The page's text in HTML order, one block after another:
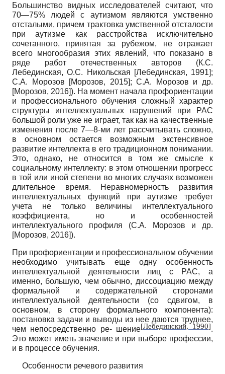
Большинство видных исследователей считают, что
70—75% людей с аутизмом являются умственно
отсталыми, причем трактовка умственной отсталости
при аутизме как расстройства исключительно
сочетанного, принятая за рубежом, не отражает
всего многообразия этих явлений, что показано в
ряде работ отечественных авторов (К.С.
Лебединская, О.С. Никольская [Лебединская, 1991];
С.А. Морозов
[Морозов, 2015]; С.А. Морозов и др.
[Морозов, 2016]). На момент начала профориентации
и профессионального обучения сложный характер
структуры интеллектуальных нарушений при РАС
большой роли уже не играет, так как на качественные
изменения после 7—8-ми лет рассчитывать сложно,
в основном остается возможным экстенсивное
развитие интеллекта в его традиционном понимании.
Это, однако, не относится в том же смысле к
социальному интеллекту: в этом отношении прогресс
в той или иной степени во многих случаях возможен
длительное время. Неравномерность развития
интеллектуальных функций при аутизме требует
учета не только величины интеллектуального
коэффициента, но и особенностей
интеллектуального профиля (С.А. Морозов и др.
[Морозов, 2016]).
При профориентации и профессиональном обучении
необходимо учитывать еще одну особенность
интеллектуальной деятельности лиц с РАС, а
именно, большую, чем обычно, диссоциацию между
формальной и содержательной сторонами
интеллектуальной деятельности (со сдвигом, в
основном, в сторону формального компонента):
постановка задачи и выводы из нее даются труднее,
чем непосредственно ре- шение[Лебединский, 1990].
Это может иметь значение и при выборе профессии,
и в процессе обучения.
Особенности речевого развития